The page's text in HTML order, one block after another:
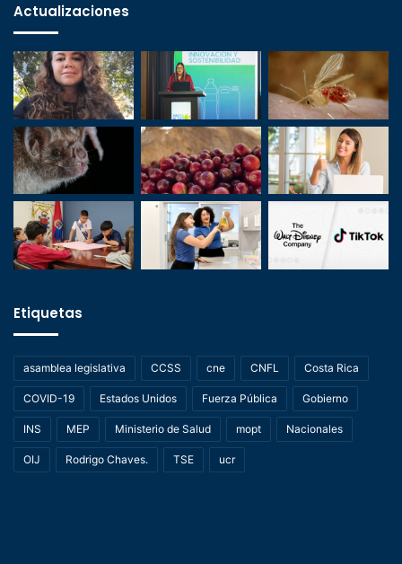
Actualizaciones
Etiquetas
asamblea legislativa CCSS cne CNFL Costa Rica
COVID-19 Estados Unidos Fuerza Pública Gobierno
INS MEP Ministerio de Salud mopt Nacionales
OIJ Rodrigo Chaves. TSE ucr